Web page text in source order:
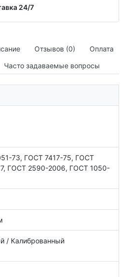
24/7
Отзывов (0)
Оплата
Часто задаваемые вопросы
73, ГОСТ 7417-75, ГОСТ
ГОСТ 2590-2006, ГОСТ 1050-
/ Калиброванный